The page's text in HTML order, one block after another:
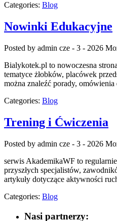
Categories: Blog
Nowinki Edukacyjne
Posted by admin cze - 3 - 2026
Bialykotek.pl to nowoczesna
tematyce żłobków, placówek
można znaleźć porady,
Categories: Blog
Trening i Ćwiczenia
Posted by admin cze - 3 - 2026
serwis AkademikaWF to
przyszłych specjalistów,
artykuły dotyczące aktywności
Categories: Blog
Nasi partnerzy: